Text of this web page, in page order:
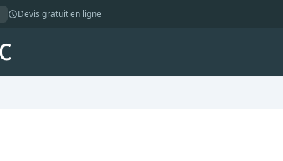
Devis gratuit en ligne